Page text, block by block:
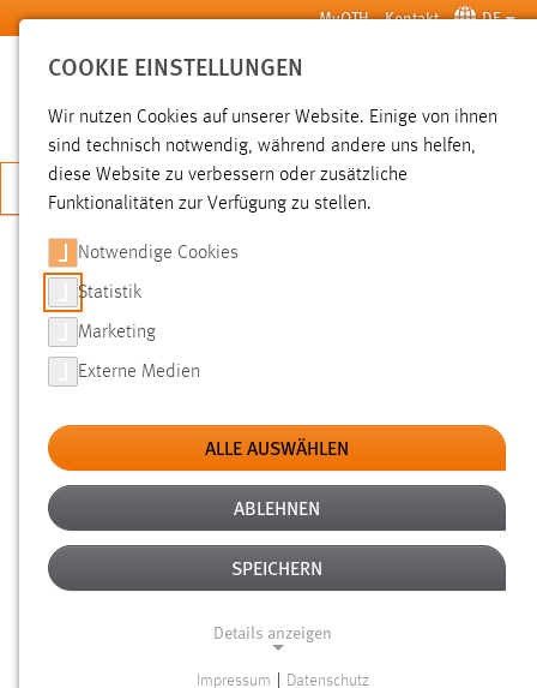
Zum Hauptinhalt springen MyOTH Kontakt DE
SUCHE
JETZT BEWERBEN
SUCHE
FILTER
Typ
Erstellungsdatum
Alter
COOKIE EINSTELLUNGEN
Wir nutzen Cookies auf unserer Website. Einige von ihnen
sind technisch notwendig, während andere uns helfen,
diese Website zu verbessern oder zusätzliche
Funktionalitäten zur Verfügung zu stellen.
Notwendige Cookies
Statistik
Marketing
Externe Medien
ALLE AUSWÄHLEN
ABLEHNEN
SPEICHERN
Details anzeigen
Impressum Datenschutz